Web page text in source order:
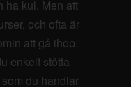
ha kul. Men att
och ofta är
att gå ihop.
enkelt stötta
du handlar